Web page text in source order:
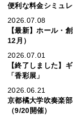
便利な料金シミュ
2026.07.08
【最新】ホール・
12月）
2026.07.01
【終了しました】
「香彩展」
2026.06.21
京都橘大学吹奏楽
（9/20開催）